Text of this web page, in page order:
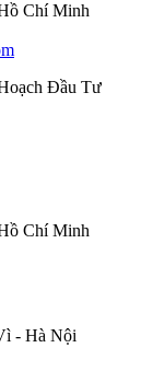
Chí Minh
Đầu Tư
Chí Minh
- Hà Nội